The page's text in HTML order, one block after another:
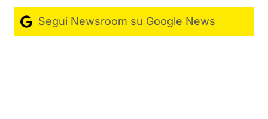
Segui Newsroom su Google News